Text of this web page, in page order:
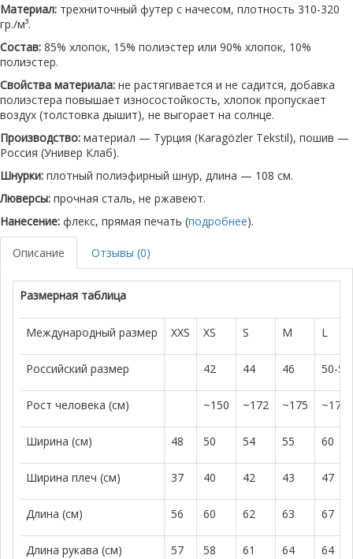
Материал: трехниточный футер с начесом, плотность 310-320
гр./м³.
Состав: 85% хлопок, 15% полиэстер или 90% хлопок, 10%
полиэстер.
Свойства материала: не растягивается и не садится, добавка
полиэстера повышает износостойкость, хлопок пропускает
воздух (толстовка дышит), не выгорает на солнце.
Производство: материал — Турция (Karagözler Tekstil), пошив —
Россия (Универ Клаб).
Шнурки: плотный полиэфирный шнур, длина — 108 см.
Люверсы: прочная сталь, не ржавеют.
Нанесение: флекс, прямая печать (подробнее).
Описание Отзывы (0)
Размерная таблица
Международный размер XXS XS S M L
Российский размер 42 44 46 50-52
Рост человека (см) ~150 ~172 ~175 ~179
Ширина (см) 48 50 54 55 60
Ширина плеч (см) 37 40 42 43 47
Длина (см) 56 60 62 63 67
Длина рукава (см) 57 58 61 64
64